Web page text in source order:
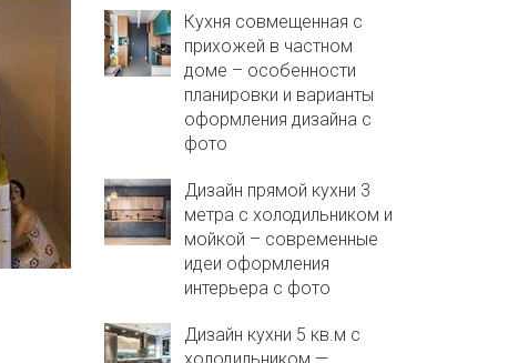
Кухня совмещенная с
прихожей в частном
доме – особенности
планировки и варианты
оформления дизайна с
фото
Дизайн прямой кухни 3
метра с холодильником и
мойкой – современные
идеи оформления
интерьера с фото
Дизайн кухни 5 кв.м с